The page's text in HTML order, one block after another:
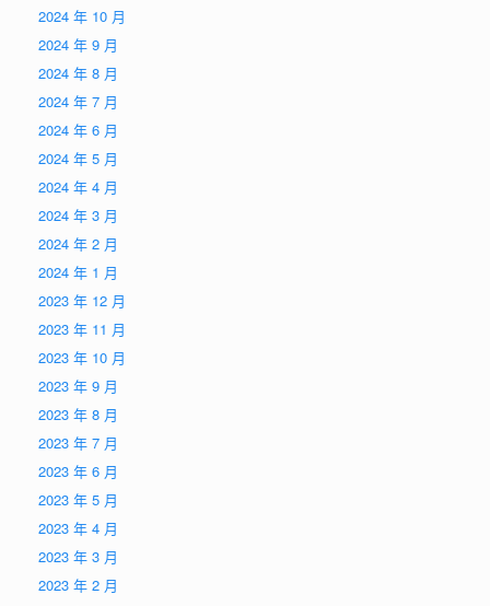
2024 年 10 月
2024 年 9 月
2024 年 8 月
2024 年 7 月
2024 年 6 月
2024 年 5 月
2024 年 4 月
2024 年 3 月
2024 年 2 月
2024 年 1 月
2023 年 12 月
2023 年 11 月
2023 年 10 月
2023 年 9 月
2023 年 8 月
2023 年 7 月
2023 年 6 月
2023 年 5 月
2023 年 4 月
2023 年 3 月
2023 年 2 月